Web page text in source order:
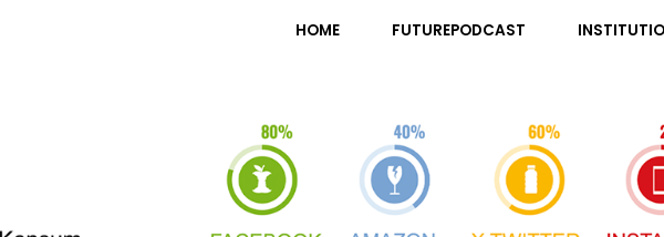
HOME FUTUREPODCAST